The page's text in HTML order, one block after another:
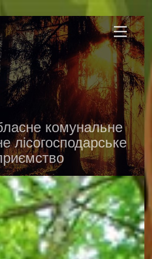
Menu
комунальне
лісогосподарське